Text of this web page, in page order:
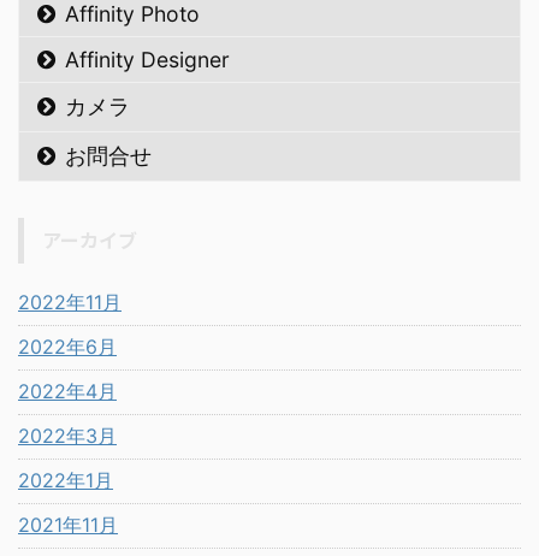
Affinity Photo
Affinity Designer
カメラ
お問合せ
2022年11月
2022年6月
2022年4月
2022年3月
2022年1月
2021年11月